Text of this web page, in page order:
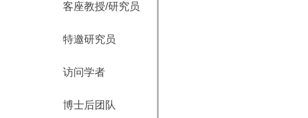
客座教授/研究员
特邀研究员
访问学者
博士后团队